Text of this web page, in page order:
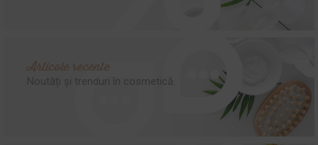
Articole recente
Noutăți și trenduri în cosmetică.